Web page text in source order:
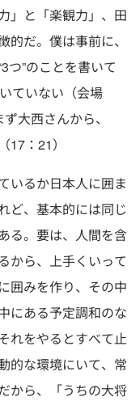
」と「楽観力」、田
だ。僕は事前に、
つ”のことを書いて
ていない（会場
大西さんから、
17：21）
いるか日本人に囲ま
ど、基本的には同じ
る。要は、人間を含
から、上手くいって
囲みを作り、その中
にある予定調和のな
れをやるとすべて止
的な環境にいて、常
から、「うちの大将